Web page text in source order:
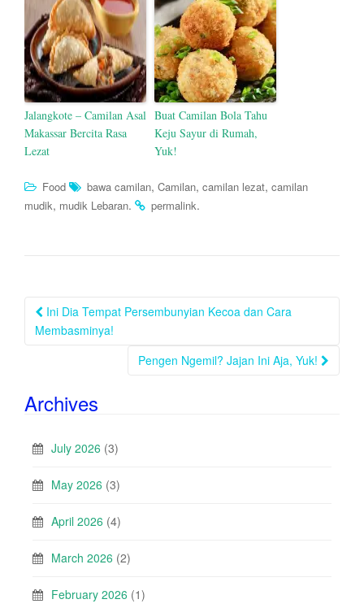
Jalangkote – Camilan Asal
Makassar Bercita Rasa
Lezat
Buat Camilan Bola Tahu
Keju Sayur di Rumah,
Yuk!
Food bawa camilan, Camilan, camilan lezat, camilan
mudik, mudik Lebaran. permalink.
Post
navigation
Ini Dia Tempat Persembunyian Kecoa dan Cara
Membasminya!
Pengen Ngemil? Jajan Ini Aja, Yuk!
Archives
July 2026 (3)
May 2026 (3)
April 2026 (4)
March 2026 (2)
February 2026 (1)